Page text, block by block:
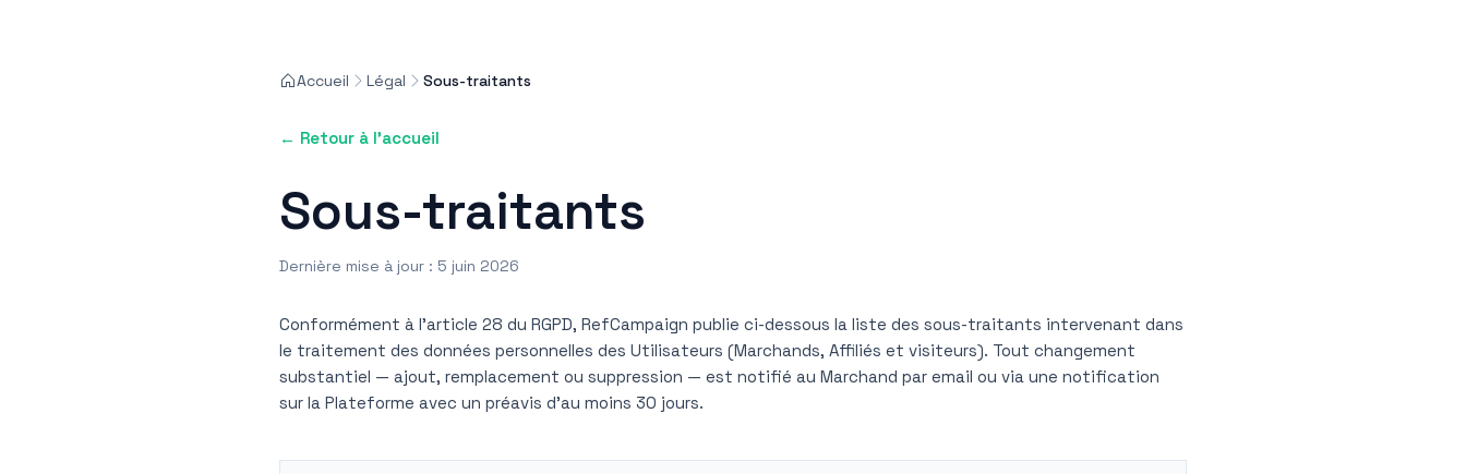
Accueil Légal Sous-traitants
← Retour à l'accueil
Sous-traitants
Dernière mise à jour : 5 juin 2026
Conformément à l'article 28 du RGPD, RefCampaign publie ci-dessous la liste des sous-traitants intervenant dans
le traitement des données personnelles des Utilisateurs (Marchands, Affiliés et visiteurs). Tout changement
substantiel — ajout, remplacement ou suppression — est notifié au Marchand par email ou via une notification
sur la Plateforme avec un préavis d'au moins 30 jours.